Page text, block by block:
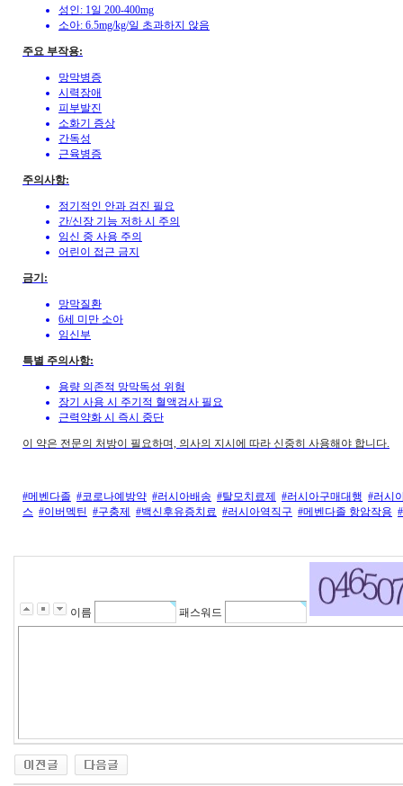
성인: 1일 200-400mg
소아: 6.5mg/kg/일 초과하지 않음
주요 부작용:
망막병증
시력장애
피부발진
소화기 증상
간독성
근육병증
주의사항:
정기적인 안과 검진 필요
간/신장 기능 저하 시 주의
임신 중 사용 주의
어린이 접근 금지
금기:
망막질환
6세 미만 소아
임신부
특별 주의사항:
용량 의존적 망막독성 위험
장기 사용 시 주기적 혈액검사 필요
근력약화 시 즉시 중단
이 약은 전문의 처방이 필요하며, 의사의 지시에 따라 신중히 사용해야 합니다.
#메벤다졸 #코로나예방약 #러시아배송 #탈모치료제 #러시아구매대행 #러시
스 #이버멕틴 #구충제 #백신후유증치료 #러시아역직구 #메벤다졸 항암작용
이름 패스워드